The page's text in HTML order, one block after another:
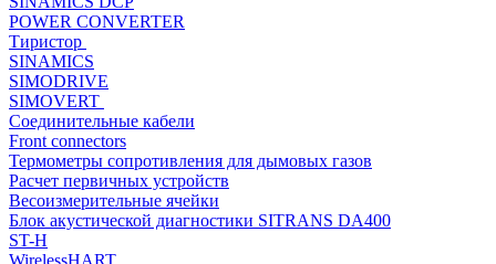
POWER CONVERTER
Тиристор
SINAMICS
SIMODRIVE
SIMOVERT
Соединительные кабели
Front connectors
Термометры сопротивления для дымовых газов
Расчет первичных устройств
Весоизмерительные ячейки
Блок акустической диагностики SITRANS DA400
ST-H
WirelessHART